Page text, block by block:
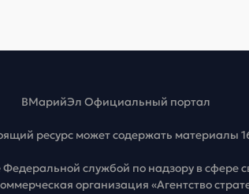
ВМарийЭл Официальный портал
ресурс может содержать материалы
службой по надзору в
организация «Агентство